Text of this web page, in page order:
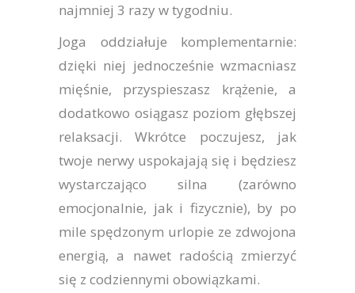
najmniej 3 razy w tygodniu.
Joga oddziałuje komplementarnie:
dzięki niej jednocześnie wzmacniasz
mięśnie, przyspieszasz krążenie, a
dodatkowo osiągasz poziom głębszej
relaksacji. Wkrótce poczujesz, jak
twoje nerwy uspokajają się i będziesz
wystarczająco silna (zarówno
emocjonalnie, jak i fizycznie), by po
mile spędzonym urlopie ze zdwojona
energią, a nawet radością zmierzyć
się z codziennymi obowiązkami.